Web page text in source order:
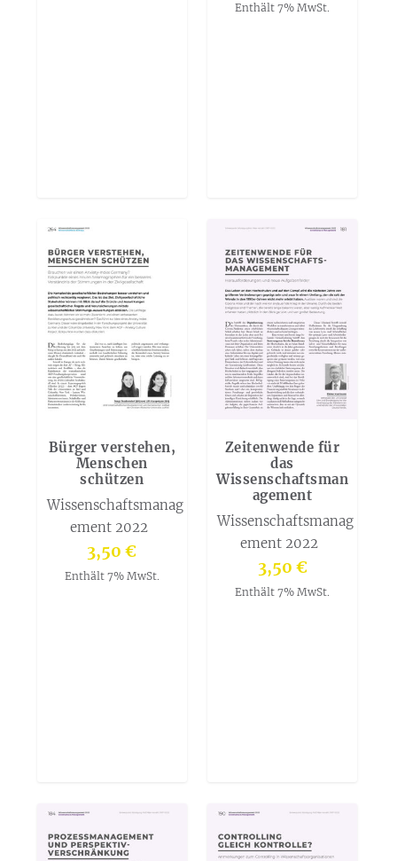
Enthält 7% MwSt.
Bürger verstehen,
Menschen
schützen
Wissenschaftsmanag
ement 2022
3,50€
Enthält 7% MwSt.
Zeitenwende für
das
Wissenschaftsman
agement
Wissenschaftsmanag
ement 2022
3,50 €
Enthält 7% MwSt.